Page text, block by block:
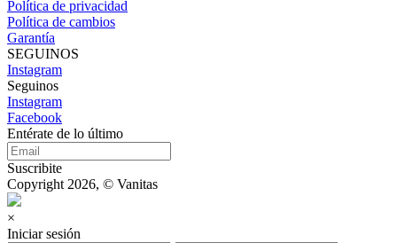
Política de privacidad
Política de cambios
Garantía
SEGUINOS
Instagram
Seguinos
Instagram
Facebook
Entérate de lo último
Suscribite
Copyright 2026, © Vanitas
×
Iniciar sesión